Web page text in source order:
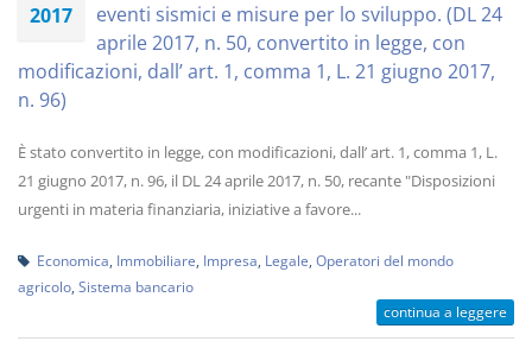
2017
eventi sismici e misure per lo sviluppo. (DL 24
aprile 2017, n. 50, convertito in legge, con
modificazioni, dall’ art. 1, comma 1, L. 21 giugno 2017,
n. 96)
È stato convertito in legge, con modificazioni, dall’ art. 1, comma 1, L.
21 giugno 2017, n. 96, il DL 24 aprile 2017, n. 50, recante "Disposizioni
urgenti in materia finanziaria, iniziative a favore...
Economica Immobiliare Impresa Legale Operatori del mondo
agricolo Sistema bancario
continua a leggere